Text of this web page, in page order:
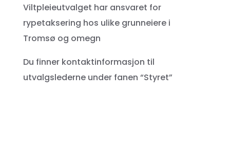
Viltpleieutvalget har ansvaret for
rypetaksering hos ulike grunneiere i
Tromsø og omegn
Du finner kontaktinformasjon til
utvalgslederne under fanen “Styret”